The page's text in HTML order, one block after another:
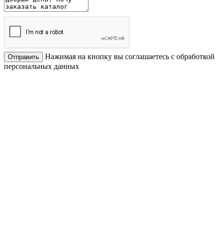
Отправить
Нажимая на кнопку вы соглашаетесь с обработкой
персональных данных